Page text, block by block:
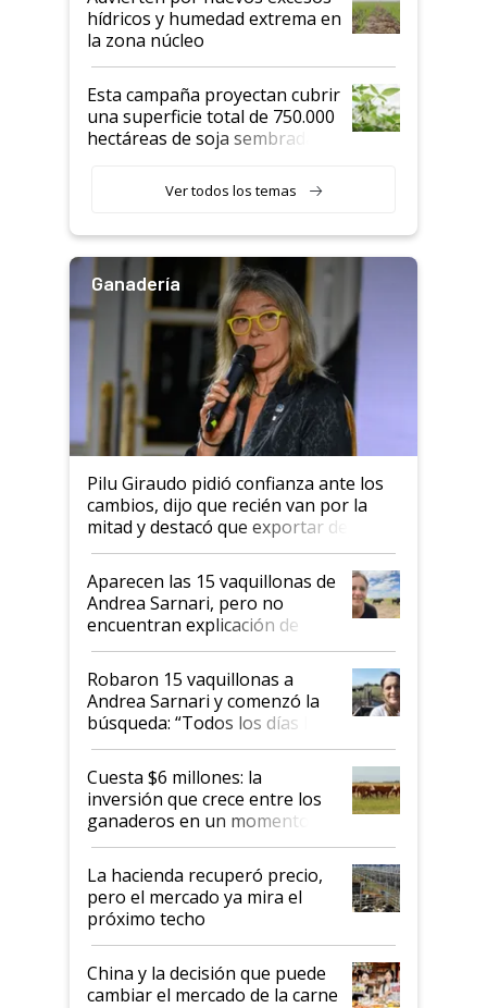
hídricos y humedad extrema en
la zona núcleo
Esta campaña proyectan cubrir
una superficie total de 750.000
hectáreas de soja sembradas
variedades que marcan un
salto tecnológico en genética y
Ver todos los temas
Ganadería
Pilu Giraudo pidió confianza ante los
cambios, dijo que recién van por la
mitad y destacó que exportar dejó de
ser "para unos pocos": "Tenemos un
mandato muy claro del gobierno
nacional"
Aparecen las 15 vaquillonas de
Andrea Sarnari, pero no
encuentran explicación de
cómo llegaron allí
Robaron 15 vaquillonas a
Andrea Sarnari y comenzó la
búsqueda: “Todos los días le
toca a algún productor”
Cuesta $6 millones: la
inversión que crece entre los
ganaderos en un momento
histórico para la actividad
La hacienda recuperó precio,
pero el mercado ya mira el
próximo techo
China y la decisión que puede
cambiar el mercado de la carne